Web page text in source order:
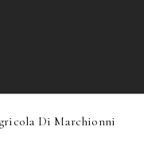
Di Marchionni